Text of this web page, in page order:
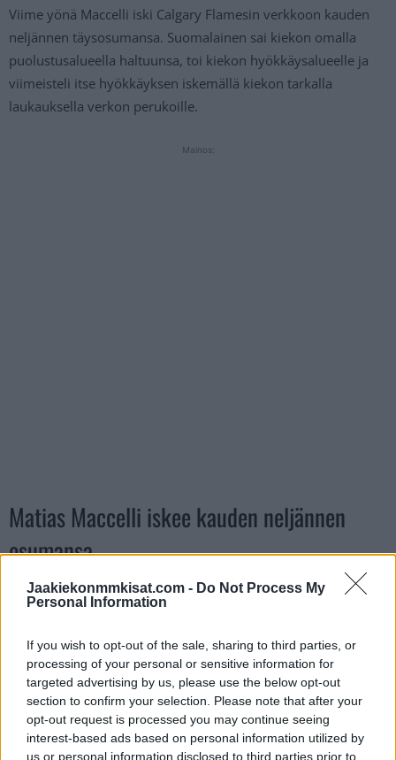
Jaakiekonmmkisat.com - Do Not Process My
Personal Information
If you wish to opt-out of the sale, sharing to third parties, or
processing of your personal or sensitive information for
targeted advertising by us, please use the below opt-out
section to confirm your selection. Please note that after your
opt-out request is processed you may continue seeing
interest-based ads based on personal information utilized by
us or personal information disclosed to third parties prior to
Viime yönä Maccelli iski Calgary Flamesin verkkoon kauden
neljännen täysosumansa. Suomalainen sai kiekon omalla
puolustusalueella haltuunsa, toi kiekon hyökkäysalueelle ja
viimeisteli itse hyökkäyksen iskemällä kiekon tarkalla
laukauksella verkon perukoille.
Mainos:
Matias Maccelli iskee kauden neljännen
osumansa
https://twitter.com/ViaplayUrheilu/status/162860708745756
Jos twiitti ei näy laitteellasi voit katsoa sen suoraanTwitteristä
Lue myös: Patrick Kane iski kiekon jäätävällä lämärillä
läpiajosta jatkoajalla maaliin – maali hylättiin lopulta